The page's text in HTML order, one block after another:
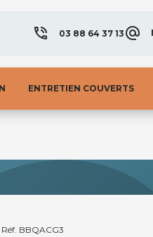
03 88 64 37 13
ENTRETIEN COUVERTS
Réf. BBQACG3